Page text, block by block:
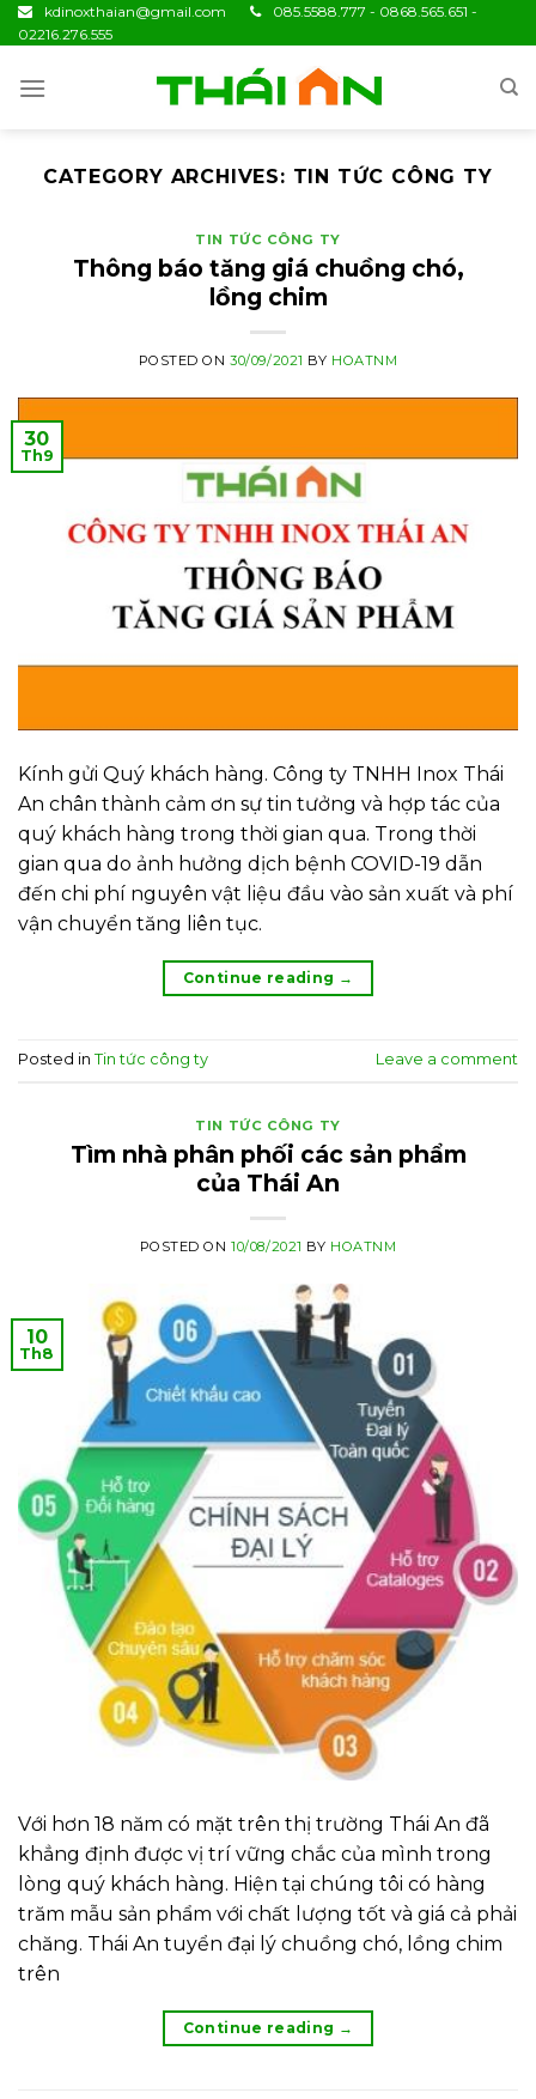
Skip
to
kdinoxthaian@gmail.com
085.5588.777 - 0868.565.651 -
02216.276.555
CATEGORY ARCHIVES: TIN TỨC CÔNG TY
TIN TỨC CÔNG TY
Thông báo tăng giá chuồng chó,
lồng chim
POSTED ON30/09/2021 BY HOATNM
30
Th9
Kính gửi Quý khách hàng. Công ty TNHH Inox Thái
An chân thành cảm ơn sự tin tưởng và hợp tác của
quý khách hàng trong thời gian qua. Trong thời
gian qua do ảnh hưởng dịch bệnh COVID-19 dẫn
đến chi phí nguyên vật liệu đầu vào sản xuất và phí
vận chuyển tăng liên tục.
Continue reading →
Posted in Tin tức công ty Leave a comment
TIN TỨC CÔNG TY
Tìm nhà phân phối các sản phẩm
của Thái An
POSTED ON10/08/2021 BY HOATNM
10
Th8
Với hơn 18 năm có mặt trên thị trường Thái An đã
khẳng định được vị trí vững chắc của mình trong
lòng quý khách hàng. Hiện tại chúng tôi có hàng
trăm mẫu sản phẩm với chất lượng tốt và giá cả phải
chăng. Thái An tuyển đại lý chuồng chó, lồng chim
trên
Continue reading →